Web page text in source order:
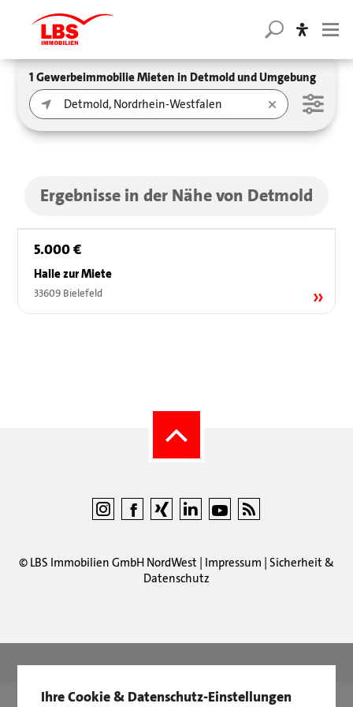
1 Gewerbeimmobilie Mieten in Detmold und Umgebung
Ergebnisse in der Nähe von Detmold
5.000 €
Halle zur Miete
33609 Bielefeld
© LBS Immobilien GmbH NordWest | Impressum | Sicherheit &
Datenschutz
LBS Immobilien GmbH NordWesthat4,87von5Sternen
Ihre Cookie & Datenschutz-Einstellungen